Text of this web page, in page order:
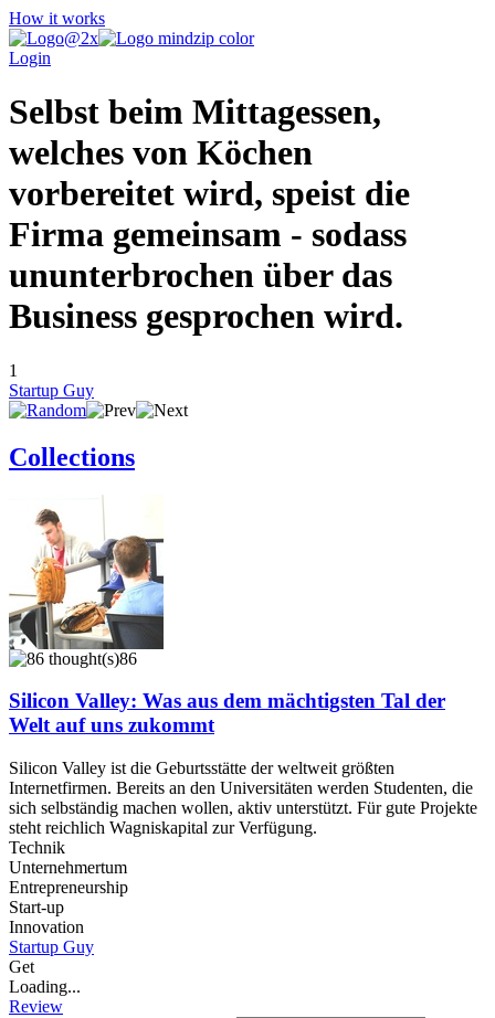
How it works
Login
Selbst beim Mittagessen,
welches von Köchen
vorbereitet wird, speist die
Firma gemeinsam - sodass
ununterbrochen über das
Business gesprochen wird.
1
Startup Guy
Collections
86
Silicon Valley: Was aus dem mächtigsten Tal der
Welt auf uns zukommt
Silicon Valley ist die Geburtsstätte der weltweit größten
Internetfirmen. Bereits an den Universitäten werden Studenten, die
sich selbständig machen wollen, aktiv unterstützt. Für gute Projekte
steht reichlich Wagniskapital zur Verfügung.
Technik
Unternehmertum
Entrepreneurship
Start-up
Innovation
Startup Guy
Get
Loading...
Review